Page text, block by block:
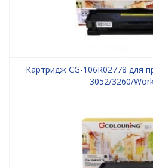
Картридж CG-106R02778 для
3052/3260/